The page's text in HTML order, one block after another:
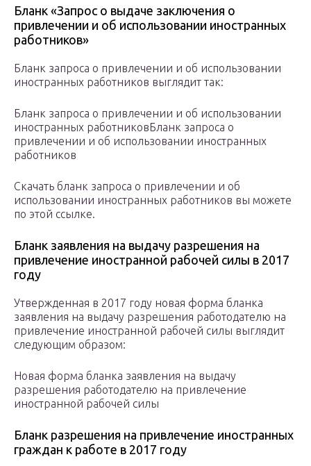
Бланк «Запрос о выдаче заключения о
привлечении и об использовании иностранных
работников»
Бланк запроса о привлечении и об использовании
иностранных работников выглядит так:
Бланк запроса о привлечении и об использовании
иностранных работниковБланк запроса о
привлечении и об использовании иностранных
работников
Скачать бланк запроса о привлечении и об
использовании иностранных работников вы можете
по этой ссылке.
Бланк заявления на выдачу разрешения на
привлечение иностранной рабочей силы в 2017
году
Утвержденная в 2017 году новая форма бланка
заявления на выдачу разрешения работодателю на
привлечение иностранной рабочей силы выглядит
следующим образом:
Новая форма бланка заявления на выдачу
разрешения работодателю на привлечение
иностранной рабочей силы
Бланк разрешения на привлечение иностранных
граждан к работе в 2017 году